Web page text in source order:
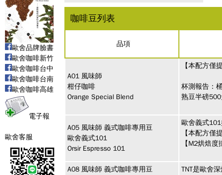
歐舍品牌臉書
歐舍咖啡新竹
歐舍咖啡台中
歐舍咖啡台南
歐舍咖啡高雄
電子報
歐舍客服
咖啡豆列表
品項
A01 風味師
柑仔咖啡
Orange Special Blend
【本配方僅
杯測報告：
熟豆半磅
A05 風味師 義式咖啡專用豆
歐舍義式101
Orsir Espresso 101
歐舍義式
【本配方僅
【M2烘焙
A08 風味師 義式咖啡專用豆
TNT是歐舍